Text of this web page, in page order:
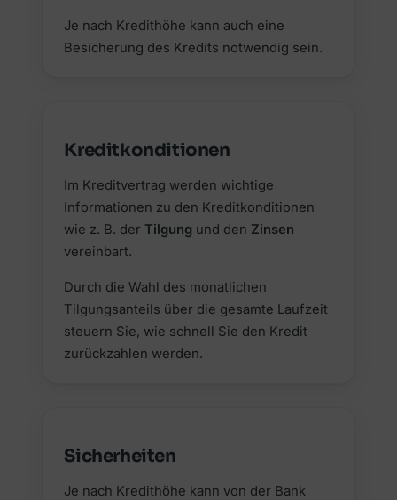
Je nach Kredithöhe kann auch eine
Besicherung des Kredits notwendig sein.
Kreditkonditionen
Im Kreditvertrag werden wichtige
Informationen zu den Kreditkonditionen
wie z. B. der Tilgung und den Zinsen
vereinbart.
Durch die Wahl des monatlichen
Tilgungsanteils über die gesamte Laufzeit
steuern Sie, wie schnell Sie den Kredit
zurückzahlen werden.
Sicherheiten
Je nach Kredithöhe kann von der Bank